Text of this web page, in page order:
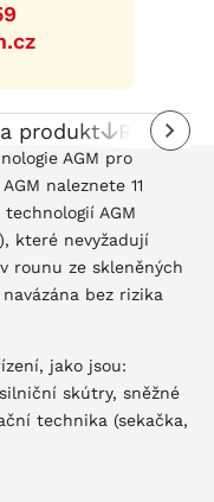
produkt Recenze
AGM pro
naleznete 11
AGM
které nevyžadují
rounu ze skleněných
bez rizika
jako jsou:
skútry, sněžné
technika (sekačka,